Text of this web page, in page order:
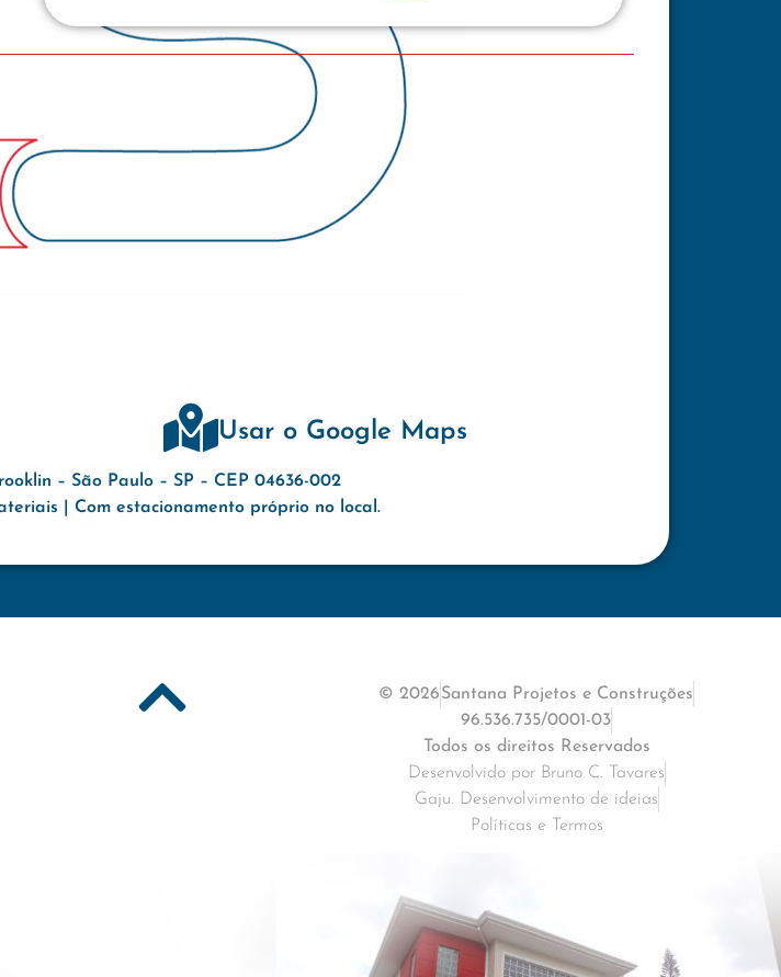
Usar o Google Maps
– São Paulo – SP – CEP 04636-002
| Com estacionamento próprio no local.
© 2026Santana Projetos e Construções
96.536.735/0001-03
Todos os direitos Reservados
Desenvolvido por Bruno C. Tavares
Gaju. Desenvolvimento de ideias
Políticas e Termos